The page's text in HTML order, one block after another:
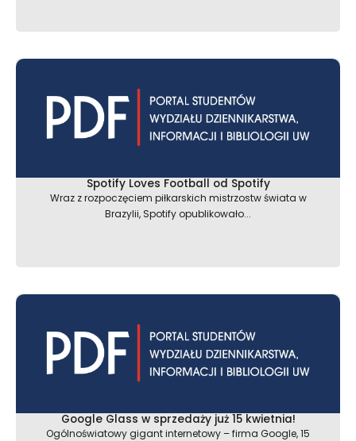
Spotify Loves Football od Spotify
Wraz z rozpoczęciem piłkarskich mistrzostw świata w
Brazylii, Spotify opublikowało...
Google Glass w sprzedaży już 15 kwietnia!
Ogólnoświatowy gigant internetowy – firma Google, 15